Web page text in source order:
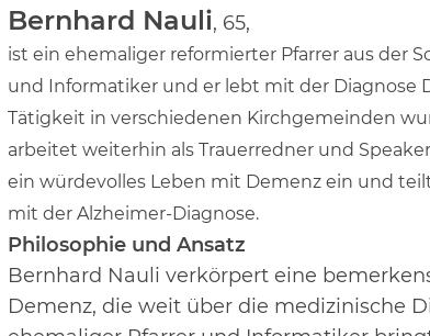
Bernhard Nauli, 65,
ist ein ehemaliger reformierter Pfarrer aus der
und Informatiker und er lebt mit der Diagnose
Tätigkeit in verschiedenen Kirchgemeinden
arbeitet weiterhin als Trauerredner und
ein würdevolles Leben mit Demenz ein und
mit derAlzheimer-Diagnose.
Philosophie und Ansatz
Bernhard Nauli verkörpert eine
Demenz, die weit über die medizinische